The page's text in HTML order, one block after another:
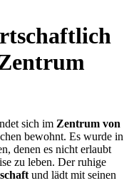
sich im Zentrum von
bewohnt. Es wurde in
denen es nicht erlaubt
zu leben. Der ruhige
und lädt mit seinen